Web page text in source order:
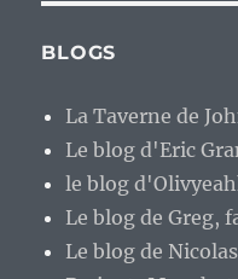
BLOGS
La Taverne de
Le blog d'Eric
le blog
Le blog de Greg,
Le blog de